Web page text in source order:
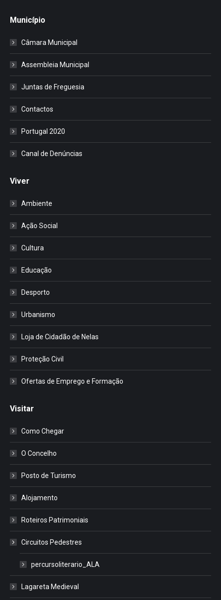
Município
Câmara Municipal
Assembleia Municipal
Juntas de Freguesia
Contactos
Portugal 2020
Canal de Denúncias
Viver
Ambiente
Ação Social
Cultura
Educação
Desporto
Urbanismo
Loja de Cidadão de Nelas
Proteção Civil
Ofertas de Emprego e Formação
Visitar
Como Chegar
O Concelho
Posto de Turismo
Alojamento
Roteiros Patrimoniais
Circuitos Pedestres
percursoliterario_ALA
Lagareta Medieval